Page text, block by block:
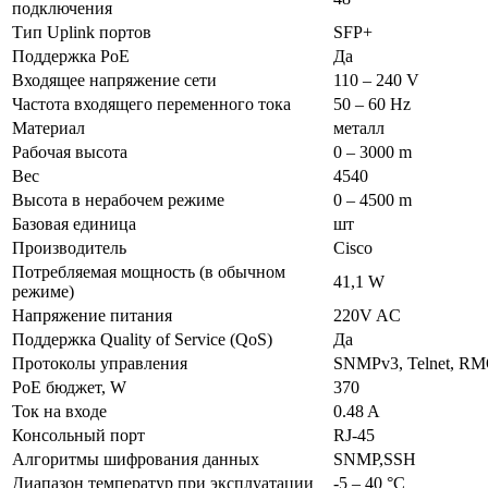
подключения
Тип Uplink портов
SFP+
Поддержка PoE
Да
Входящее напряжение сети
110 – 240 V
Частота входящего переменного тока
50 – 60 Hz
Материал
металл
Рабочая высота
0 – 3000 m
Вес
4540
Высота в нерабочем режиме
0 – 4500 m
Базовая единица
шт
Производитель
Cisco
Потребляемая мощность (в обычном
режиме)
41,1 W
Напряжение питания
220V AC
Поддержка Quality of Service (QoS)
Да
Протоколы управления
SNMPv3, Telnet,
PoE бюджет, W
370
Ток на входе
0.48 A
Консольный порт
RJ-45
Алгоритмы шифрования данных
SNMP,SSH
Диапазон температур при эксплуатации
-5 – 40 °C